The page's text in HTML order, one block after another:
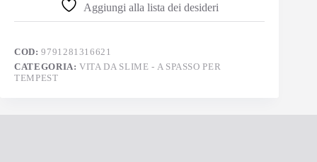
Aggiungi alla lista dei desideri
COD:9791281316621
CATEGORIA:VITA DA SLIME - A SPASSO PER
TEMPEST